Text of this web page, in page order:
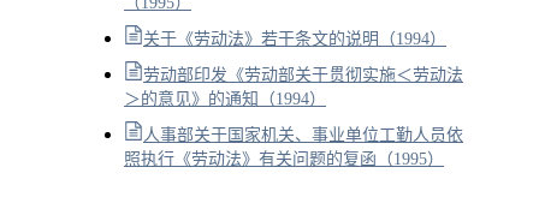
关于《劳动法》若干条文的说明（1994）
劳动部印发《劳动部关于贯彻实施＜劳动法
＞的意见》的通知（1994）
人事部关于国家机关、事业单位工勤人员依
照执行《劳动法》有关问题的复函（1995）